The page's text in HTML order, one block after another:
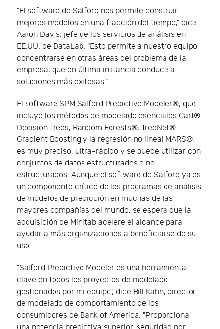
"El software de Salford nos permite construir
mejores modelos en una fracción del tiempo," dice
Aaron Davis, jefe de los servicios de análisis en
EE.UU. de DataLab. "Esto permite a nuestro equipo
concentrarse en otras áreas del problema de la
empresa, que en última instancia conduce a
soluciones más exitosas."
El software SPM Salford Predictive Modeler®, que
incluye los métodos de modelado esenciales Cart®
Decision Trees, Random Forests®, TreeNet®
Gradient Boosting y la regresión no lineal MARS®,
es muy preciso, ultra-rápido y se puede utilizar con
conjuntos de datos estructurados o no
estructurados. Aunque el software de Salford ya es
un componente crítico de los programas de análisis
de modelos de predicción en muchas de las
mayores compañías del mundo, se espera que la
adquisición de Minitab acelere el alcance para
ayudar a más organizaciones a beneficiarse de su
uso.
"Salford Predictive Modeler es una herramienta
clave en todos los proyectos de modelado
gestionados por mi equipo", dice Bill Kahn, director
de modelado de comportamiento de los
consumidores de Bank of America. "Proporciona
una potencia predictiva superior, seguridad por